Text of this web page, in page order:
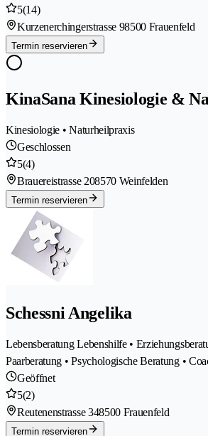
5(14)
Kurzenerchingerstrasse 98500 Frauenfeld
Termin reservieren
KinaSana Kinesiologie &
Kinesiologie • Naturheilpraxis
Geschlossen
5(4)
Brauereistrasse 208570 Weinfelden
Termin reservieren
Schessni Angelika
Lebensberatung Lebenshilfe •
Paarberatung • Psychologische Beratung •
Geöffnet
5(2)
Reutenenstrasse 348500 Frauenfeld
Termin reservieren